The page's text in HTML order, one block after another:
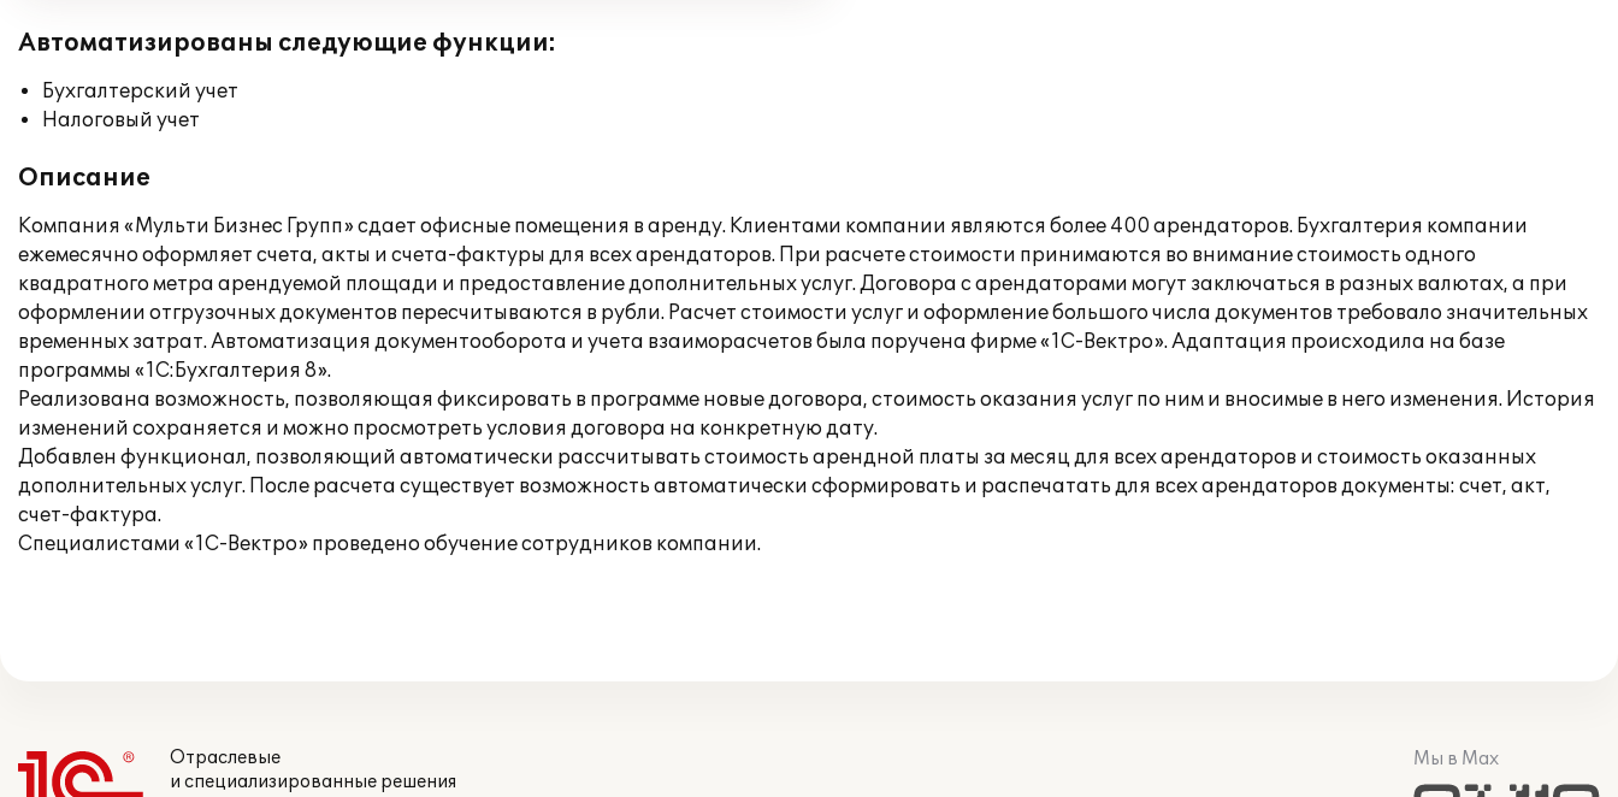
Автоматизированы следующие функции:
Бухгалтерский учет
Налоговый учет
Описание
Компания «Мульти Бизнес Групп» сдает офисные помещения в аренду. Клиентами компании являются более 400 арендаторов. Бухгалтерия компании
ежемесячно оформляет счета, акты и счета-фактуры для всех арендаторов. При расчете стоимости принимаются во внимание стоимость одного
квадратного метра арендуемой площади и предоставление дополнительных услуг. Договора с арендаторами могут заключаться в разных валютах, а при
оформлении отгрузочных документов пересчитываются в рубли. Расчет стоимости услуг и оформление большого числа документов требовало значительных
временных затрат. Автоматизация документооборота и учета взаиморасчетов была поручена фирме «1С-Вектро». Адаптация происходила на базе
программы «1С:Бухгалтерия 8».
Реализована возможность, позволяющая фиксировать в программе новые договора, стоимость оказания услуг по ним и вносимые в него изменения. История
изменений сохраняется и можно просмотреть условия договора на конкретную дату.
Добавлен функционал, позволяющий автоматически рассчитывать стоимость арендной платы за месяц для всех арендаторов и стоимость оказанных
дополнительных услуг. После расчета существует возможность автоматически сформировать и распечатать для всех арендаторов документы: счет, акт,
счет-фактура.
Специалистами «1С-Вектро» проведено обучение сотрудников компании.
Отраслевые
и специализированные решения
Мы в Max